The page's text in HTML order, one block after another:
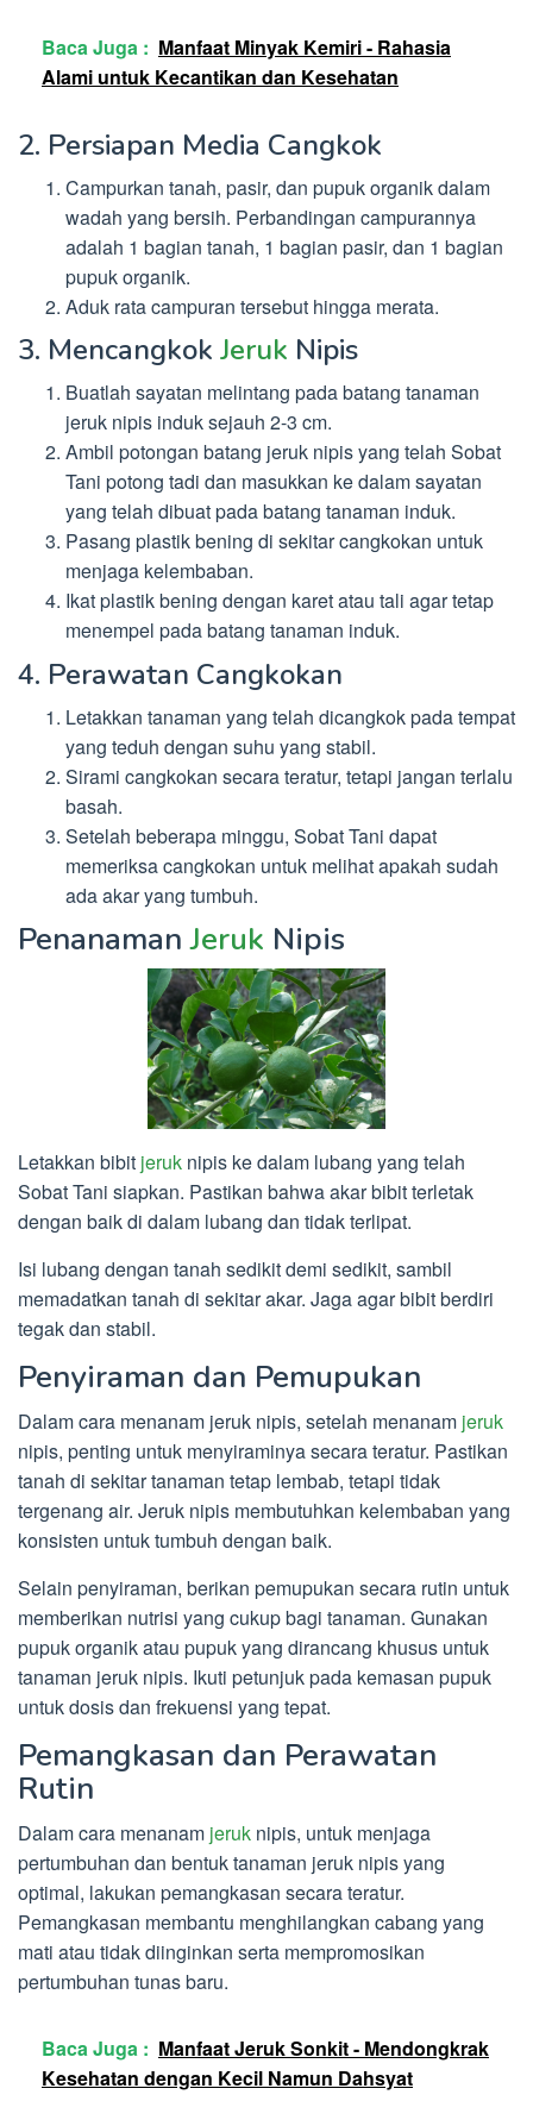
Baca Juga : Manfaat Minyak Kemiri - Rahasia
Alami untuk Kecantikan dan Kesehatan
2. Persiapan Media Cangkok
Campurkan tanah, pasir, dan pupuk organik dalam
wadah yang bersih. Perbandingan campurannya
adalah 1 bagian tanah, 1 bagian pasir, dan 1 bagian
pupuk organik.
Aduk rata campuran tersebut hingga merata.
3. Mencangkok Jeruk Nipis
Buatlah sayatan melintang pada batang tanaman
jeruk nipis induk sejauh 2-3 cm.
Ambil potongan batang jeruk nipis yang telah Sobat
Tani potong tadi dan masukkan ke dalam sayatan
yang telah dibuat pada batang tanaman induk.
Pasang plastik bening di sekitar cangkokan untuk
menjaga kelembaban.
Ikat plastik bening dengan karet atau tali agar tetap
menempel pada batang tanaman induk.
4. Perawatan Cangkokan
Letakkan tanaman yang telah dicangkok pada tempat
yang teduh dengan suhu yang stabil.
Sirami cangkokan secara teratur, tetapi jangan terlalu
basah.
Setelah beberapa minggu, Sobat Tani dapat
memeriksa cangkokan untuk melihat apakah sudah
ada akar yang tumbuh.
PenanamanJeruk Nipis
Letakkan bibit jeruk nipis ke dalam lubang yang telah
Sobat Tani siapkan. Pastikan bahwa akar bibit terletak
dengan baik di dalam lubang dan tidak terlipat.
Isi lubang dengan tanah sedikit demi sedikit, sambil
memadatkan tanah di sekitar akar. Jaga agar bibit berdiri
tegak dan stabil.
Penyiraman dan Pemupukan
Dalam cara menanam jeruk nipis, setelah menanam jeruk
nipis, penting untuk menyiraminya secara teratur. Pastikan
tanah di sekitar tanaman tetap lembab, tetapi tidak
tergenang air. Jeruk nipis membutuhkan kelembaban yang
konsisten untuk tumbuh dengan baik.
Selain penyiraman, berikan pemupukan secara rutin untuk
memberikan nutrisi yang cukup bagi tanaman. Gunakan
pupuk organik atau pupuk yang dirancang khusus untuk
tanaman jeruk nipis. Ikuti petunjuk pada kemasan pupuk
untuk dosis dan frekuensi yang tepat.
Pemangkasan dan Perawatan
Rutin
Dalam cara menanam jeruk nipis, untuk menjaga
pertumbuhan dan bentuk tanaman jeruk nipis yang
optimal, lakukan pemangkasan secara teratur.
Pemangkasan membantu menghilangkan cabang yang
mati atau tidak diinginkan serta mempromosikan
pertumbuhan tunas baru.
Baca Juga : Manfaat Jeruk Sonkit - Mendongkrak
Kesehatan dengan Kecil Namun Dahsyat